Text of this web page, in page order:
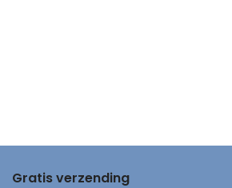
Gratis verzending